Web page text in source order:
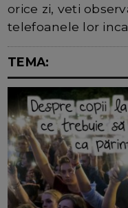
orice zi, veti
telefoanele lor
TEMA: